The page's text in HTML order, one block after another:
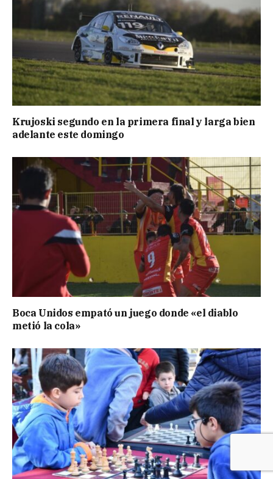
Krujoski segundo en la primera final y larga bien
adelante este domingo
Boca Unidos empató un juego donde «el diablo
metió la cola»